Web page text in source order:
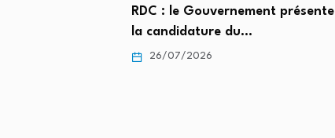
RDC : le Gouvernement présente
la candidature du…
26/07/2026